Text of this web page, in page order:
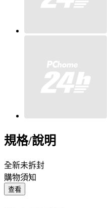
規格/說明
全新未拆封
購物須知
查看